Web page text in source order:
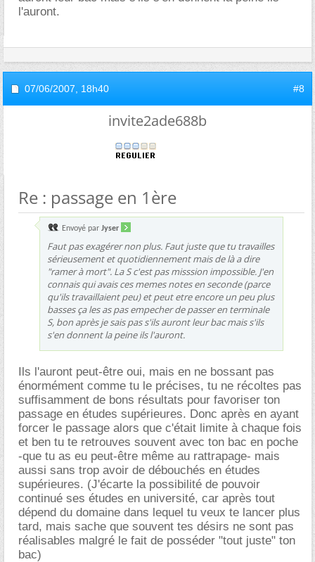
l'auront.
07/06/2007, 18h40 #8
invite2ade688b
Re : passage en 1ère
Envoyé par Jyser
Faut pas exagérer non plus. Faut juste que tu travailles
sérieusement et quotidiennement mais de là a dire
"ramer à mort". La S c'est pas misssion impossible. J'en
connais qui avais ces memes notes en seconde (parce
qu'ils travaillaient peu) et peut etre encore un peu plus
basses ça les as pas empecher de passer en terminale
S, bon après je sais pas s'ils auront leur bac mais s'ils
s'en donnent la peine ils l'auront.
Ils l'auront peut-être oui, mais en ne bossant pas
énormément comme tu le précises, tu ne récoltes pas
suffisamment de bons résultats pour favoriser ton
passage en études supérieures. Donc après en ayant
forcer le passage alors que c'était limite à chaque fois
et ben tu te retrouves souvent avec ton bac en poche
-que tu as eu peut-être même au rattrapage- mais
aussi sans trop avoir de débouchés en études
supérieures. (J'écarte la possibilité de pouvoir
continué ses études en université, car après tout
dépend du domaine dans lequel tu veux te lancer plus
tard, mais sache que souvent tes désirs ne sont pas
réalisables malgré le fait de posséder "tout juste" ton
bac)